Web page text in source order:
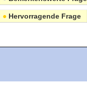
● Hervorragende Frage